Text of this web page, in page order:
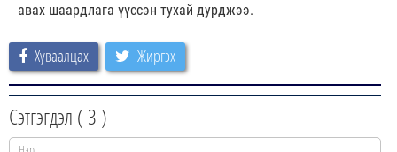
авах шаардлага үүссэн тухай дурджээ.
Хуваалцах Жиргэх
Сэтгэгдэл ( 3 )